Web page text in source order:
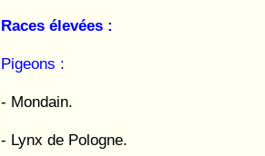
Races élevées :
Pigeons :
- Mondain.
- Lynx de Pologne.